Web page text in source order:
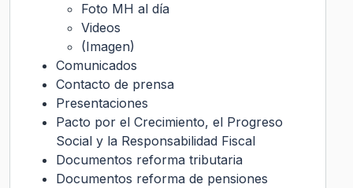
Foto MH al día
Videos
(Imagen)
Comunicados
Contacto de prensa
Presentaciones
Pacto por el Crecimiento, el Progreso
Social y la Responsabilidad Fiscal
Documentos reforma tributaria
Documentos reforma de pensiones